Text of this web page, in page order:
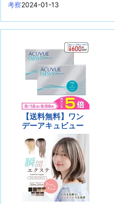
考察2024-01-13